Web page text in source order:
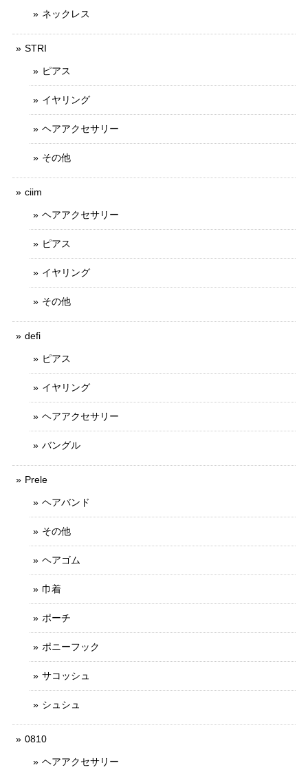
ネックレス
STRI
ピアス
イヤリング
ヘアアクセサリー
その他
ciim
ヘアアクセサリー
ピアス
イヤリング
その他
defi
ピアス
イヤリング
ヘアアクセサリー
バングル
Prele
ヘアバンド
その他
ヘアゴム
巾着
ポーチ
ポニーフック
サコッシュ
シュシュ
0810
ヘアアクセサリー